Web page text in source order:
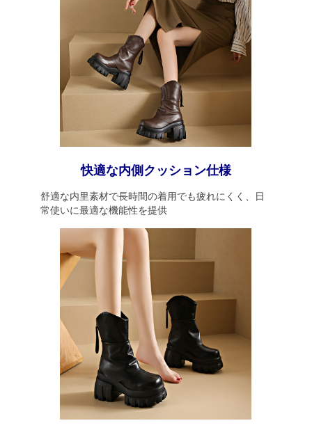
快適な内側クッション仕様
舒適な内里素材で長時間の着用でも疲れにくく、日
常使いに最適な機能性を提供